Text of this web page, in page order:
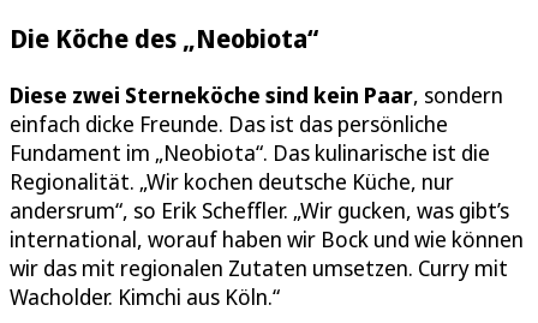
Die Köche des „Neobiota“
Diese zwei Sterneköche sind kein Paar, sondern
einfach dicke Freunde. Das ist das persönliche
Fundament im „Neobiota“. Das kulinarische ist die
Regionalität. „Wir kochen deutsche Küche, nur
andersrum“, so Erik Scheffler. „Wir gucken, was gibt’s
international, worauf haben wir Bock und wie können
wir das mit regionalen Zutaten umsetzen. Curry mit
Wacholder. Kimchi aus Köln.“